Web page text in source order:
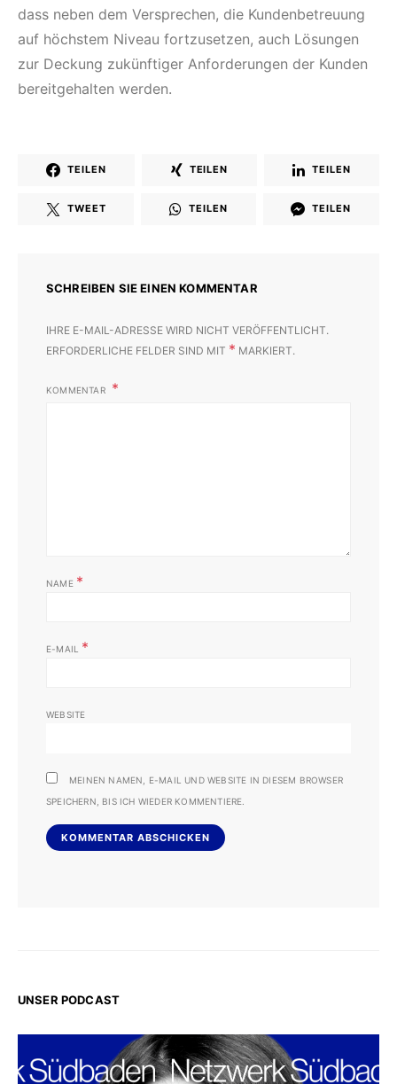
dass neben dem Versprechen, die Kundenbetreuung
auf höchstem Niveau fortzusetzen, auch Lösungen
zur Deckung zukünftiger Anforderungen der Kunden
bereitgehalten werden.
TEILEN TEILEN TEILEN
TWEET TEILEN TEILEN
SCHREIBEN SIE EINEN KOMMENTAR
IHRE E-MAIL-ADRESSE WIRD NICHT VERÖFFENTLICHT.
ERFORDERLICHE FELDER SIND MIT * MARKIERT.
KOMMENTAR
NAME *
E-MAIL *
WEBSITE
MEINEN NAMEN, E-MAIL UND WEBSITE IN DIESEM BROWSER
SPEICHERN, BIS ICH WIEDER KOMMENTIERE.
UNSER PODCAST